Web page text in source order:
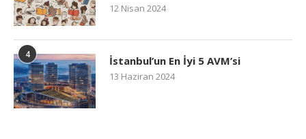
12 Nisan 2024
4 İstanbul’un En İyi 5 AVM’si
13 Haziran 2024